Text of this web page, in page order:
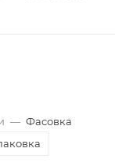
— Фасовка